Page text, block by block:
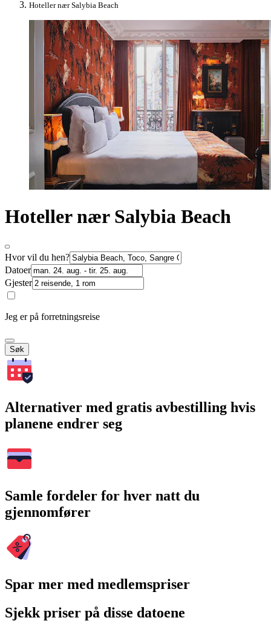
Hoteller nær Salybia Beach
Hoteller nær Salybia Beach
Hvor vil du hen?
Datoer
Gjester
Jeg er på forretningsreise
Søk
Alternativer med gratis avbestilling hvis
planene endrer seg
Samle fordeler for hver natt du
gjennomfører
Spar mer med medlemspriser
Sjekk priser på disse datoene